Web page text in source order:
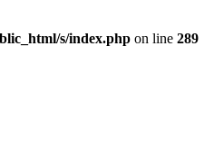
s/index.php on line 289